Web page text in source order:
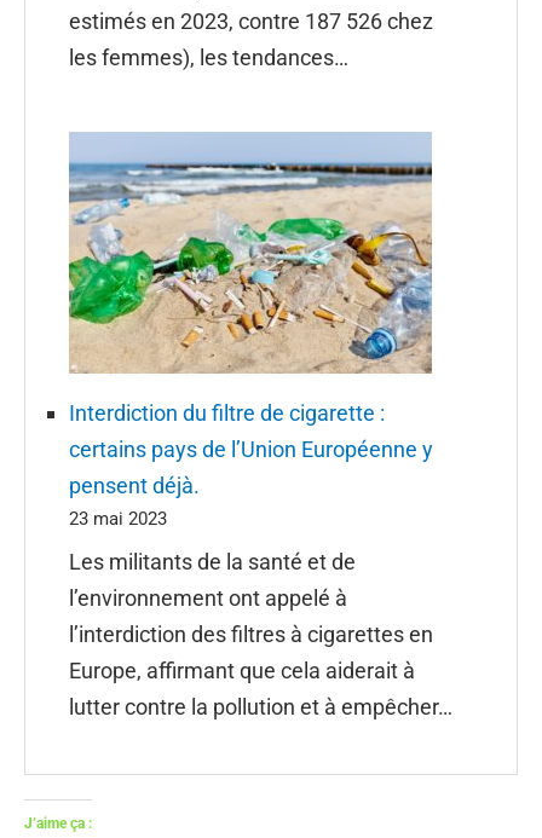
estimés en 2023, contre 187 526 chez
les femmes), les tendances…
Interdiction du filtre de cigarette :
certains pays de l’Union Européenne y
pensent déjà.
23 mai 2023
Les militants de la santé et de
l’environnement ont appelé à
l’interdiction des filtres à cigarettes en
Europe, affirmant que cela aiderait à
lutter contre la pollution et à empêcher…
J’aime ça :